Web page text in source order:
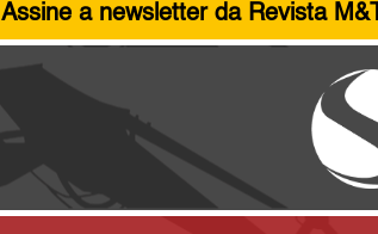
Assine a newsletter da Revista